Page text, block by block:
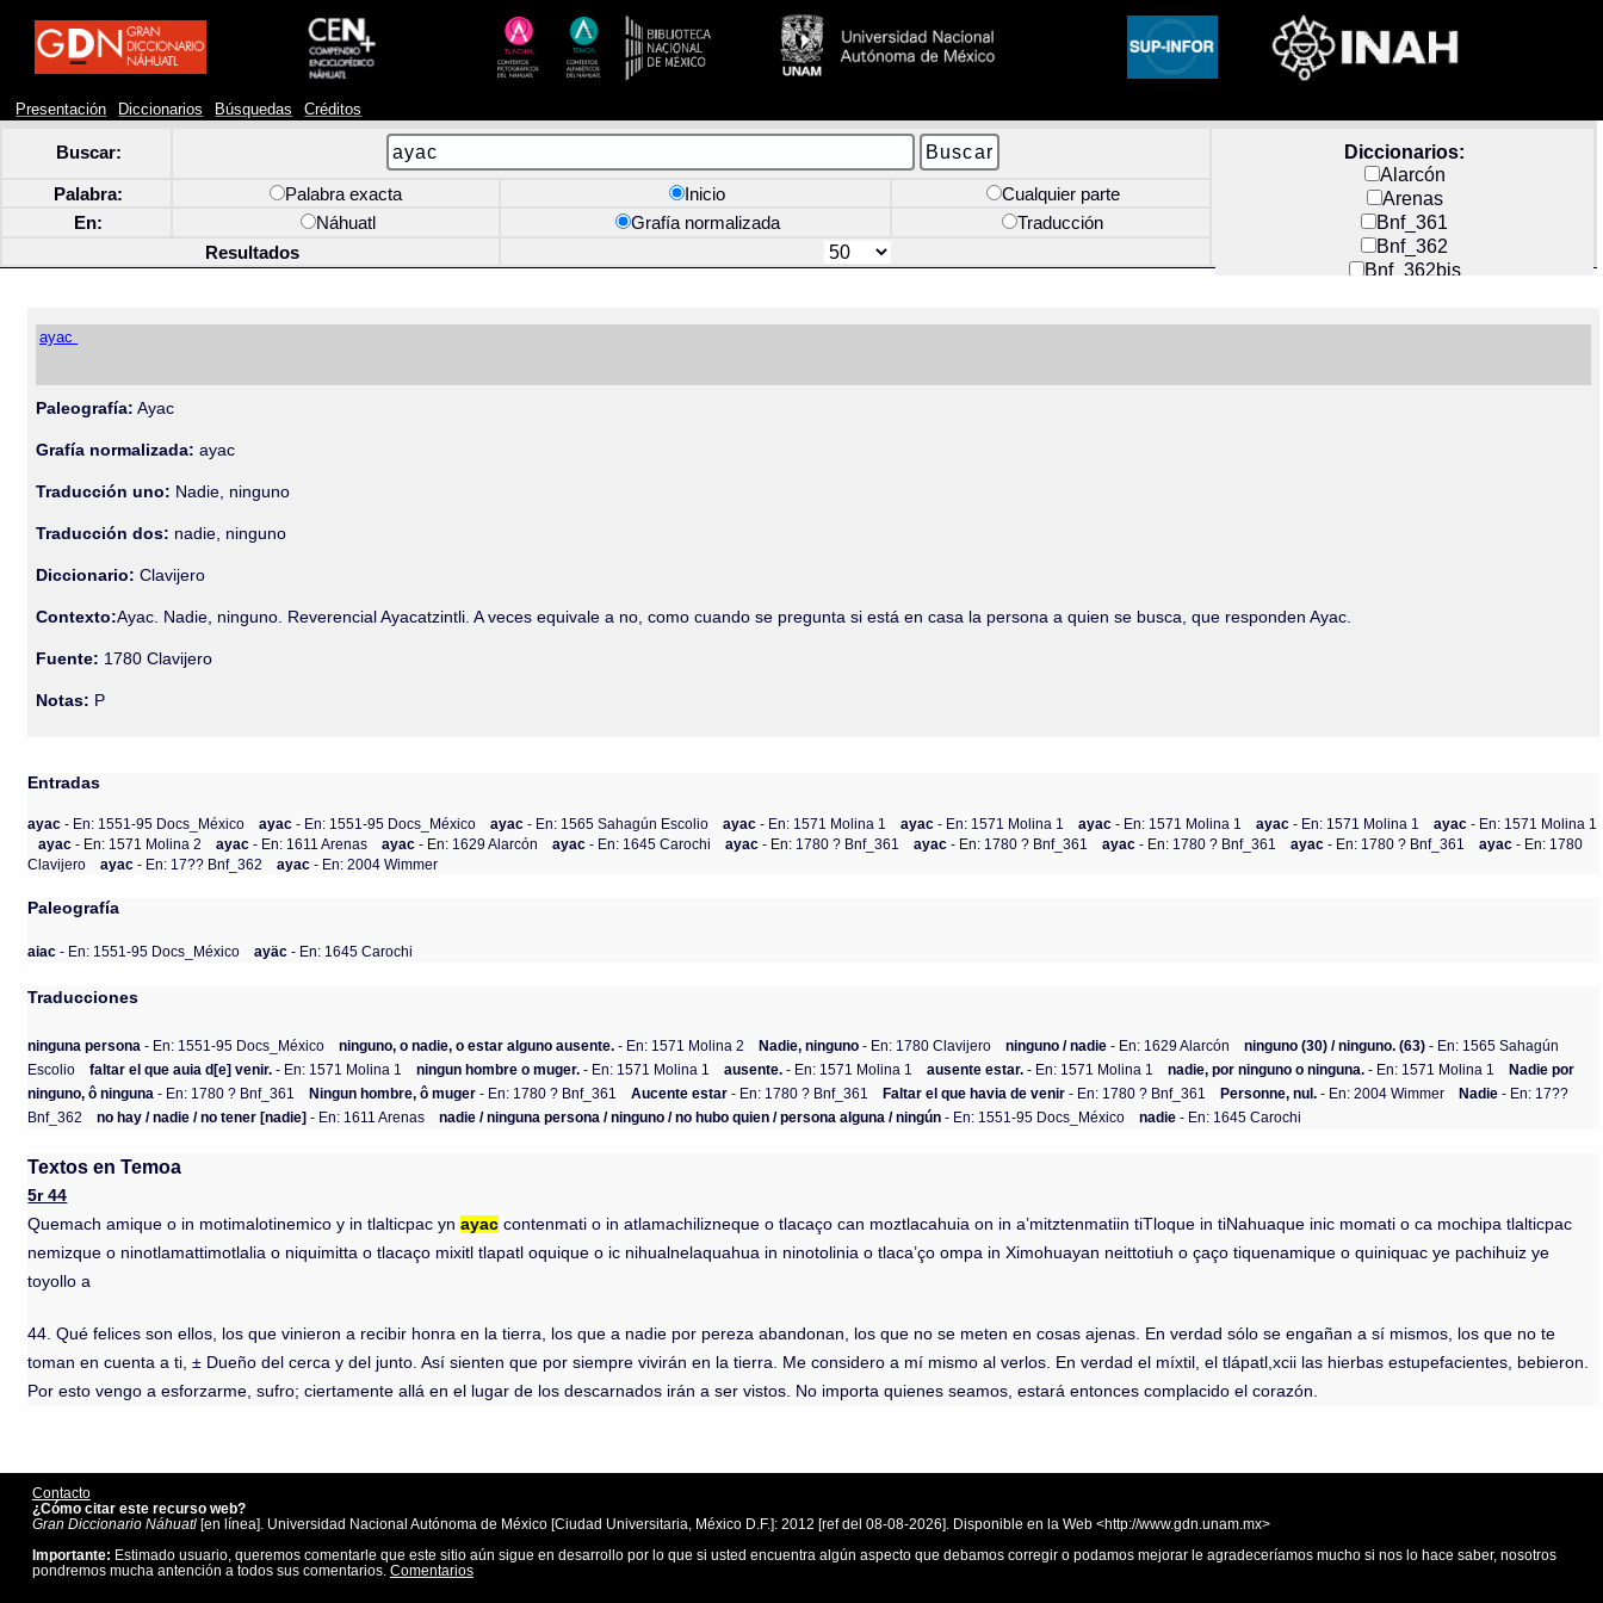
Presentación Diccionarios Búsquedas Créditos
Buscar:
Diccionarios:
Alarcón
Arenas
Bnf_361
Bnf_362
Bnf_362bis
Docs_México
Sahagún Escolio
Palabra: Palabra exacta Inicio
Cualquier parte
En:
Náhuatl Grafía normalizada
Traducción
Resultados
ayac
Paleografía: Ayac
Grafía normalizada: ayac
Traducción uno: Nadie, ninguno
Traducción dos: nadie, ninguno
Diccionario:Clavijero
Contexto:Ayac. Nadie, ninguno. Reverencial Ayacatzintli. A veces equivale a no, como cuando se pregunta si está en casa la persona a quien se busca, que responden Ayac.
Fuente: 1780 Clavijero
Notas: P
Entradas
ayac- En: 1551-95 Docs_México ayac- En: 1551-95 Docs_México ayac- En: 1565 Sahagún Escolio ayac- En: 1571 Molina 1 ayac- En: 1571 Molina 1 ayac- En: 1571 Molina 1 ayac- En: 1571 Molina 1 ayac- En: 1571 Molina 1
ayac- En: 1571 Molina 2 ayac- En: 1611 Arenas ayac- En: 1629 Alarcón ayac- En: 1645 Carochi ayac- En: 1780 ? Bnf_361 ayac- En: 1780 ? Bnf_361 ayac- En: 1780 ? Bnf_361 ayac- En: 1780 ? Bnf_361 ayac- En: 1780
Clavijero
ayac- En: 17?? Bnf_362 ayac- En: 2004 Wimmer
Paleografía
aiac - En: 1551-95 Docs_México ayäc - En: 1645 Carochi
Traducciones
ninguna persona - En: 1551-95 Docs_México ninguno, o nadie, o estar alguno ausente. - En: 1571 Molina 2 Nadie, ninguno - En: 1780 Clavijero ninguno / nadie - En: 1629 Alarcón ninguno (30) / ninguno. (63) - En: 1565 Sahagún
Escolio
faltar el que auia d[e] venir. - En: 1571 Molina 1 ningun hombre o muger. - En: 1571 Molina 1 ausente. - En: 1571 Molina 1 ausente estar. - En: 1571 Molina 1 nadie, por ninguno o ninguna. - En: 1571 Molina 1
Nadie por
ninguno, ô ninguna - En: 1780 ? Bnf_361 Ningun hombre, ô muger - En: 1780 ? Bnf_361 Aucente estar - En: 1780 ? Bnf_361 Faltar el que havia de venir - En: 1780 ? Bnf_361 Personne, nul. - En: 2004 Wimmer Nadie - En: 17??
Bnf_362
no hay / nadie / no tener [nadie] - En: 1611 Arenas nadie / ninguna persona / ninguno / no hubo quien / persona alguna / ningún - En: 1551-95 Docs_México nadie - En: 1645 Carochi
Textos en Temoa
5r 44
Quemach amique o in motimalotinemico y in tlalticpac ynayac contenmati o in atlamachilizneque o tlacaço can moztlacahuia on in a’mitztenmatiin tiTloque in tiNahuaque inic momati o ca mochipa tlalticpac
nemizque o ninotlamattimotlalia o niquimitta o tlacaço mixitl tlapatl oquique o ic nihualnelaquahua in ninotolinia o tlaca’ço ompa in Ximohuayan neittotiuh o çaço tiquenamique o quiniquac ye pachihuiz ye
toyollo a
44. Qué felices son ellos, los que vinieron a recibir honra en la tierra, los que a nadie por pereza abandonan, los que no se meten en cosas ajenas. En verdad sólo se engañan a sí mismos, los que no te
toman en cuenta a ti, ± Dueño del cerca y del junto. Así sienten que por siempre vivirán en la tierra. Me considero a mí mismo al verlos. En verdad el míxtil, el tlápatl,xcii las hierbas estupefacientes, bebieron.
Por esto vengo a esforzarme, sufro; ciertamente allá en el lugar de los descarnados irán a ser vistos. No importa quienes seamos, estará entonces complacido el corazón.
Contacto
¿Cómo citar este recurso web?
Gran Diccionario Náhuatl[en línea]. Universidad Nacional Autónoma de México [Ciudad Universitaria, México D.F.]: 2012 [ref del 08-08-2026]. Disponible en la Web <http://www.gdn.unam.mx>
Importante: Estimado usuario, queremos comentarle que este sitio aún sigue en desarrollo por lo que si usted encuentra algún aspecto que debamos corregir o podamos mejorar le agradeceríamos mucho si nos lo hace saber, nosotros
pondremos mucha antención a todos sus comentarios. Comentarios